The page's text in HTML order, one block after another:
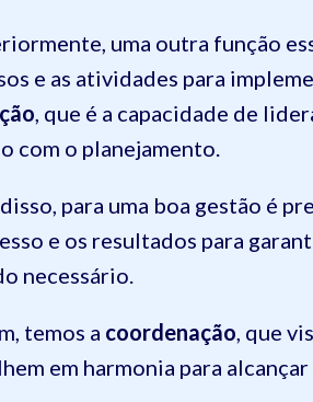
uma outra função
e as atividades para
, que é a capacidade de
com o planejamento.
para uma boa gestão é
e os resultados para
necessário.
temos a coordenação, que
em harmonia para